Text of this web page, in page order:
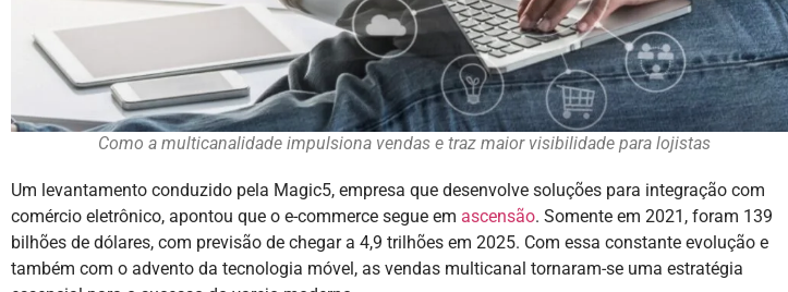
Como a multicanalidade impulsiona vendas e traz maior visibilidade para lojistas
Um levantamento conduzido pela Magic5, empresa que desenvolve soluções para integração com
comércio eletrônico, apontou que o e-commerce segue em ascensão. Somente em 2021, foram 139
bilhões de dólares, com previsão de chegar a 4,9 trilhões em 2025. Com essa constante evolução e
também com o advento da tecnologia móvel, as vendas multicanal tornaram-se uma estratégia